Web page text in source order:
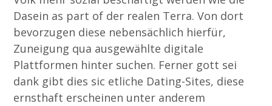
Dasein as part of der realen Terra. Von dort
bevorzugen diese nebensächlich hierfür,
Zuneigung qua ausgewählte digitale
Plattformen hinter suchen. Ferner gott sei
dank gibt dies sic etliche Dating-Sites, diese
ernsthaft erscheinen unter anderem